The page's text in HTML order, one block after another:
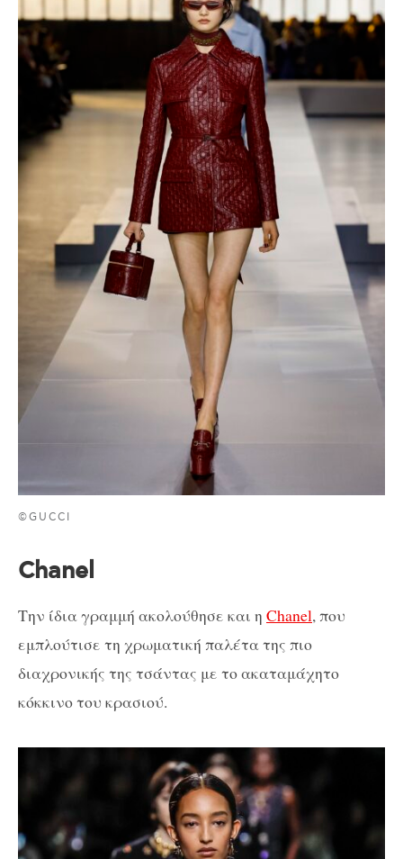
©GUCCI
Chanel
Την ίδια γραμμή ακολούθησε και η Chanel, που
εμπλούτισε τη χρωματική παλέτα της πιο
διαχρονικής της τσάντας με το ακαταμάχητο
κόκκινο του κρασιού.